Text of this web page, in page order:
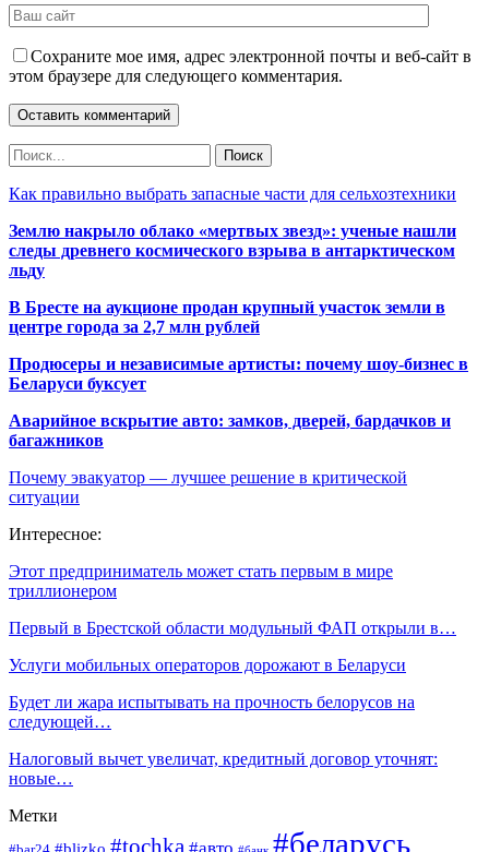
Сохраните мое имя, адрес электронной почты и веб-сайт в
этом браузере для следующего комментария.
Как правильно выбрать запасные части для сельхозтехники
Землю накрыло облако «мертвых звезд»: ученые нашли
следы древнего космического взрыва в антарктическом
льду
В Бресте на аукционе продан крупный участок земли в
центре города за 2,7 млн рублей
Продюсеры и независимые артисты: почему шоу-бизнес в
Беларуси буксует
Аварийное вскрытие авто: замков, дверей, бардачков и
багажников
Почему эвакуатор — лучшее решение в критической
ситуации
Интересное:
Этот предприниматель может стать первым в мире
триллионером
Первый в Брестской области модульный ФАП открыли в…
Услуги мобильных операторов дорожают в Беларуси
Будет ли жара испытывать на прочность белорусов на
следующей…
Налоговый вычет увеличат, кредитный договор уточнят:
новые…
Метки
#tochka #беларусь